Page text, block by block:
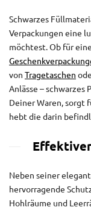
Schwarzes
Verpackungen eine
möchtest. Ob für
von Tragetaschen
Anlässe –
Deiner Waren, sorgt
hebt die darin
Neben seiner
hervorragende
Hohlräume und